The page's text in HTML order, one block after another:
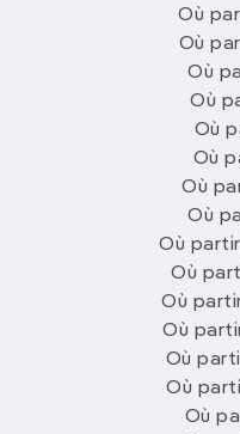
Où
Où
Où
Où
Où
Où
Où
Où
Où
Où
Où
Où
Où
Où
Où